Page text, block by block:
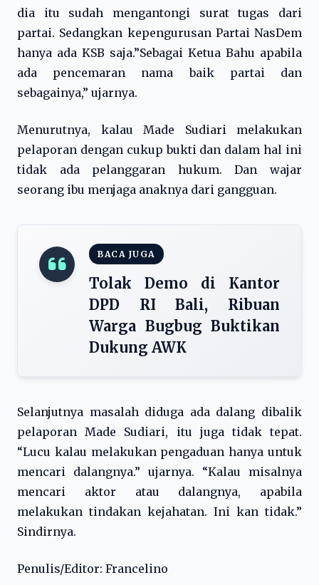
dia itu sudah mengantongi surat tugas dari
partai. Sedangkan kepengurusan Partai NasDem
hanya ada KSB saja.”Sebagai Ketua Bahu apabila
ada pencemaran nama baik partai dan
sebagainya,” ujarnya.
Menurutnya, kalau Made Sudiari melakukan
pelaporan dengan cukup bukti dan dalam hal ini
tidak ada pelanggaran hukum. Dan wajar
seorang ibu menjaga anaknya dari gangguan.
BACA JUGA
Tolak Demo di Kantor
DPD RI Bali, Ribuan
Warga Bugbug Buktikan
Dukung AWK
Selanjutnya masalah diduga ada dalang dibalik
pelaporan Made Sudiari, itu juga tidak tepat.
“Lucu kalau melakukan pengaduan hanya untuk
mencari dalangnya.” ujarnya. “Kalau misalnya
mencari aktor atau dalangnya, apabila
melakukan tindakan kejahatan. Ini kan tidak.”
Sindirnya.
Penulis/Editor: Francelino